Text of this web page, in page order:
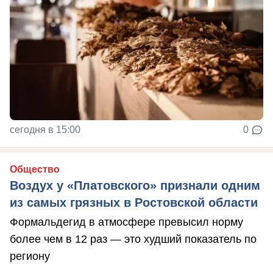
сегодня в 15:00 0
Общество
Воздух у «Платовского» признали одним
из самых грязных в Ростовской области
Формальдегид в атмосфере превысил норму
более чем в 12 раз — это худший показатель по
региону